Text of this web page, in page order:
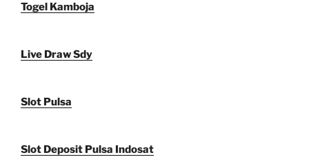
Togel Kamboja
Live Draw Sdy
Slot Pulsa
Slot Deposit Pulsa Indosat